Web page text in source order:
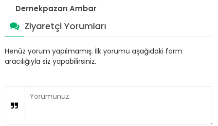
Dernekpazarı Ambar
Ziyaretçi Yorumları
Henüz yorum yapılmamış. İlk yorumu aşağıdaki form
aracılığıyla siz yapabilirsiniz.